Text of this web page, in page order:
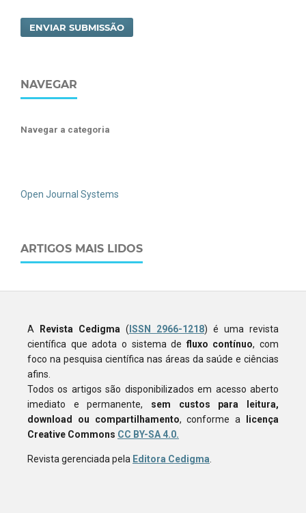
ENVIAR SUBMISSÃO
NAVEGAR
Navegar a categoria
Open Journal Systems
ARTIGOS MAIS LIDOS
A Revista Cedigma ( ISSN 2966-1218) é uma revista
científica que adota o sistema defluxo contínuo, com
foco na pesquisa científica nas áreas da saúde e ciências
afins.
Todos os artigos são disponibilizados em acesso aberto
imediato e permanente, sem custos para leitura,
download ou compartilhamento, conforme a
licença
Creative Commons CC BY-SA 4.0.
Revista gerenciada pela Editora Cedigma.